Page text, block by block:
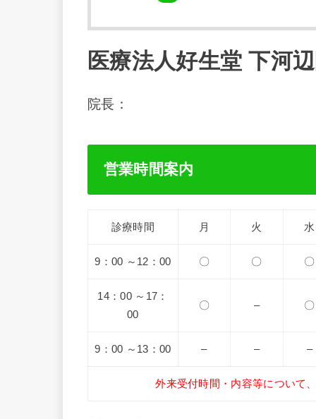
医療法人好生堂 下河
院長：
営業時間案内
診療時間 月 火 水
9：00 ～12：00 〇 〇 〇
14：00 ～17：
00
〇 – 〇
9：00 ～13：00 – – –
外来受付時間・内容等について